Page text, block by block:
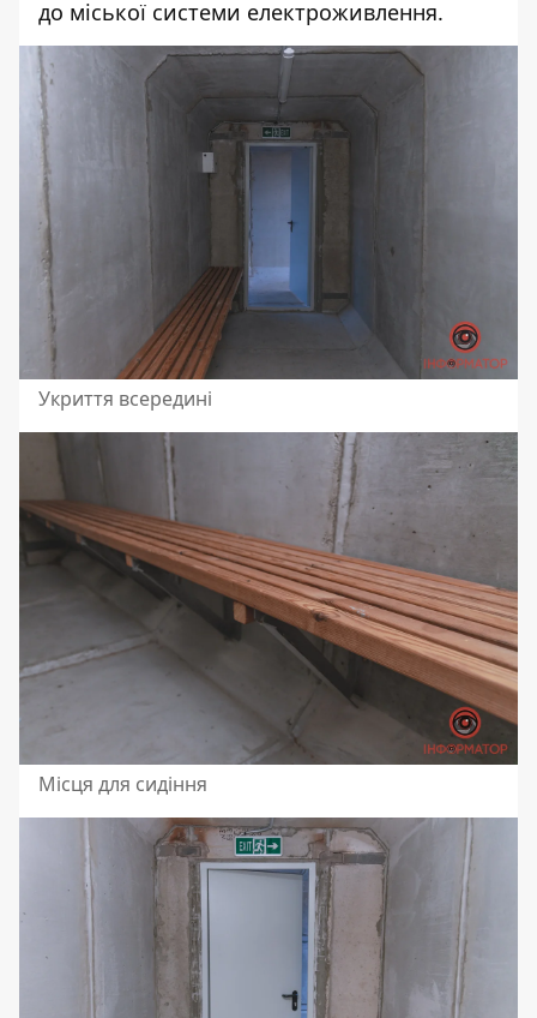
до міської системи електроживлення.
Укриття всередині
Місця для сидіння